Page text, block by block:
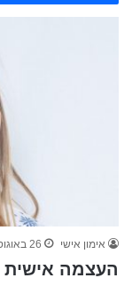
אימון אישי 26 באוגוסט 2012
העצמה אישית